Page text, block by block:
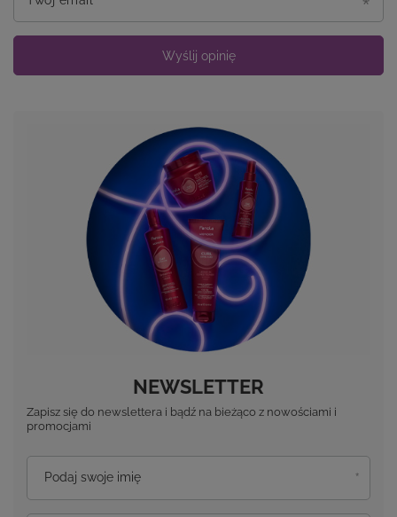
Wyślij opinię
NEWSLETTER
Zapisz się do newslettera i bądź na bieżąco z nowościami i
promocjami
Podaj swoje imię